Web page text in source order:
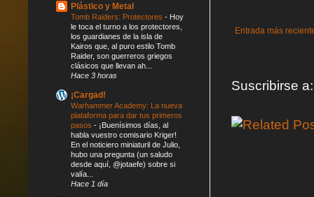
Entrada más
Suscribirse
Plástico y Metal
Tomb Raiders: Protectores - Hoy
le toca el turno a los protectores,
los guardianes de la isla de
Kairos que, al puro estilo Tomb
Raider, son guerreros griegos
clásicos que llevan ah...
Hace 3 horas
¡Cargad!
Warhammer Academy: La nueva
plataforma para dar tus primeros
pasos - ¡Buenísimos días, al
habla vuestro comisario Kriger!
En el noticiero miniaturil de Julio,
hubo una pregunta (un saludo
desde aquí, @jotaefe) sobre si
valía...
Hace 1 día